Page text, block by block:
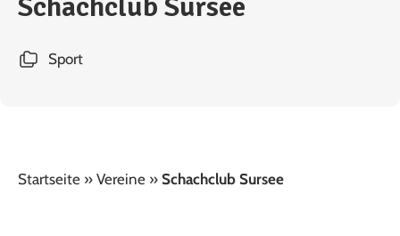
Sport
Startseite » Vereine » Schachclub Sursee